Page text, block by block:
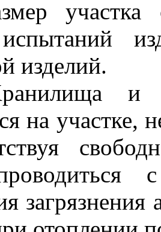
участка
изделий.
и
на участке,